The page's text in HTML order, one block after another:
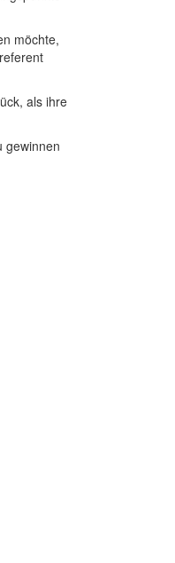
möchte,
als ihre
gewinnen